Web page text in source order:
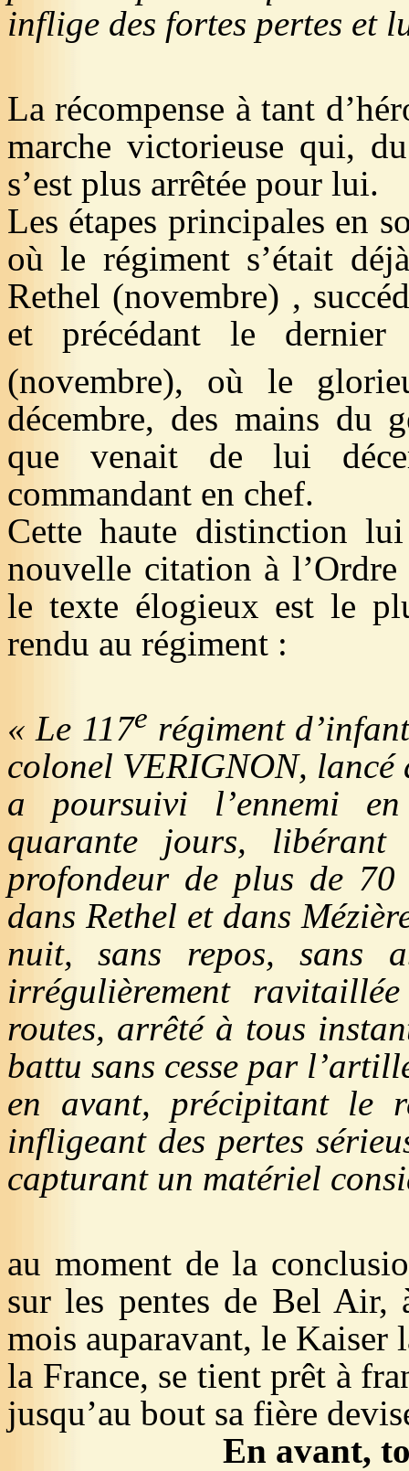
inflige des fortes pertes et
La récompense à tant
marche victorieuse qui,
s’est plus arrêtée pour lui.
Les étapes principales en
où le régiment s’était
Rethel (novembre) ,
et précédant le dernier
(novembre), où le
décembre, des mains du
que venait de lui
commandant en chef.
Cette haute distinction
nouvelle citation à
le texte élogieux est le
rendu au régiment :
« Le 117e régiment
colonel VERIGNON,
a poursuivi l’ennemi
quarante jours,
profondeur de plus de 70
dans Rethel et dans
nuit, sans repos, sans
irrégulièrement
routes, arrêté à tous
battu sans cesse par
en avant, précipitant le
infligeant des pertes
capturant un matériel
au moment de la
sur les pentes de Bel Air,
mois auparavant, le Kaiser
la France, se tient prêt à
jusqu’au bout sa fière
En avant,